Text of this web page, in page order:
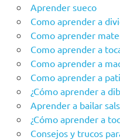
Aprender sueco
Como aprender a
Como aprender
Como aprender a
Como aprender a
Como aprender a
¿Cómo aprender a
Aprender a bailar
¿Cómo aprender a
Consejos y trucos